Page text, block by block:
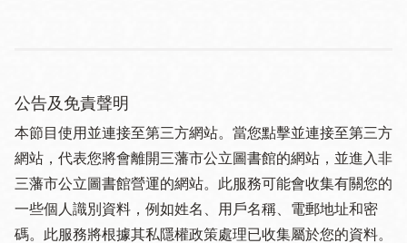
公告及免責聲明
本節目使用並連接至第三方網站。當您點擊並連接至第三方
網站，代表您將會離開三藩市公立圖書館的網站，並進入非
三藩市公立圖書館營運的網站。此服務可能會收集有關您的
一些個人識別資料，例如姓名、用戶名稱、電郵地址和密
碼。此服務將根據其私隱權政策處理已收集屬於您的資料。